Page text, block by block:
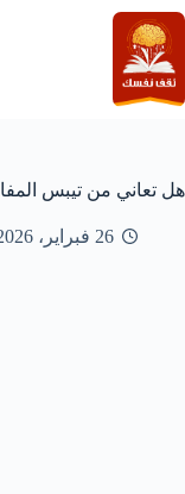
التجاوز
إلى
المحتوى
هل تعاني من تيبس
26 فبراير، 2026